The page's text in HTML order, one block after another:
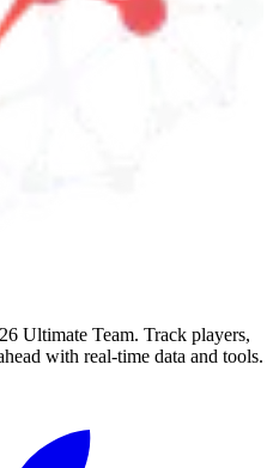
26 Ultimate Team. Track players,
with real-time data and tools.